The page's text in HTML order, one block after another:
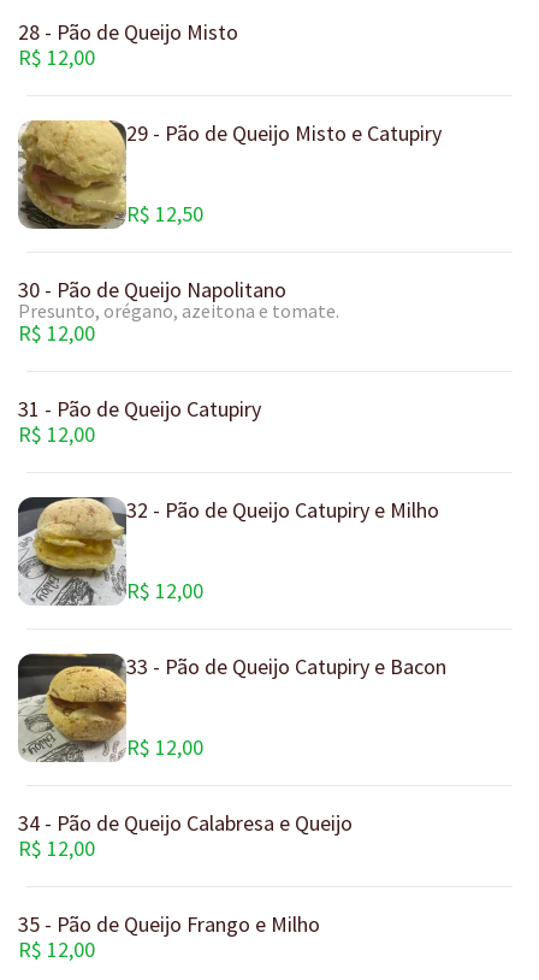
28 - Pão de Queijo Misto
R$ 12,00
29 - Pão de Queijo Misto e Catupiry
R$ 12,50
30 - Pão de Queijo Napolitano
Presunto, orégano, azeitona e tomate.
R$ 12,00
31 - Pão de Queijo Catupiry
R$ 12,00
32 - Pão de Queijo Catupiry e Milho
R$ 12,00
33 - Pão de Queijo Catupiry e Bacon
R$ 12,00
34 - Pão de Queijo Calabresa e Queijo
R$ 12,00
35 - Pão de Queijo Frango e Milho
R$ 12,00